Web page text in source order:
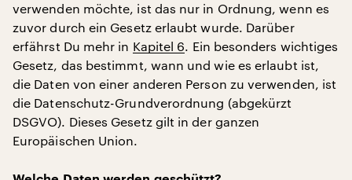
verwenden möchte, ist das nur in Ordnung, wenn es
zuvor durch ein Gesetz erlaubt wurde. Darüber
erfährst Du mehr in Kapitel 6. Ein besonders wichtiges
Gesetz, das bestimmt, wann und wie es erlaubt ist,
die Daten von einer anderen Person zu verwenden, ist
die Datenschutz-Grundverordnung (abgekürzt
DSGVO). Dieses Gesetz gilt in der ganzen
Europäischen Union.